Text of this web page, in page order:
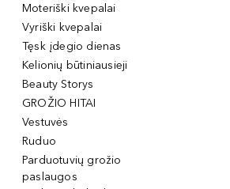
Moteriški kvepalai
Vyriški kvepalai
Tęsk įdegio dienas
Kelionių būtiniausieji
Beauty Storys
GROŽIO HITAI
Vestuvės
Ruduo
Parduotuvių grožio
paslaugos